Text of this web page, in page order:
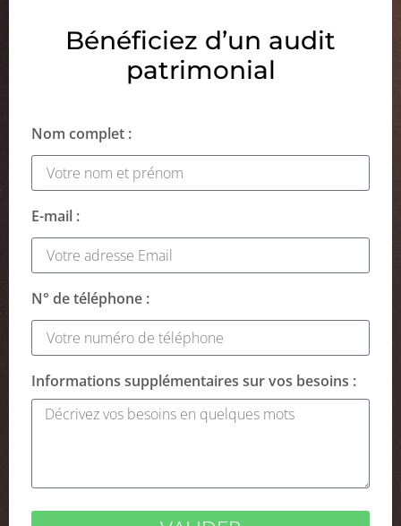
Bénéficiez d’un audit
patrimonial
Nom complet :
E-mail :
N° de téléphone :
Informations supplémentaires sur vos besoins :